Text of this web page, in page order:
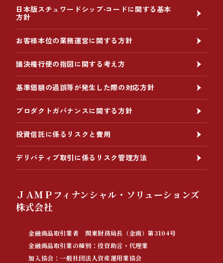
日本版スチュワードシップ‧コードに関する基本
方針
お客様本位の業務運営に関する方針
議決権行使の指図に関する考え方
基準価額の過誤等が発生した際の対応方針
プロダクトガバナンスに関する方針
投資信託に係るリスクと費用
デリバティブ取引に係るリスク管理方法
ＪＡＭＰフィナンシャル・ソリューションズ
株式会社
金融商品取引業者 関東財務局長（金商）第3104号
金融商品取引業の種別：投資助言・代理業
加入協会：一般社団法人資産運用業協会